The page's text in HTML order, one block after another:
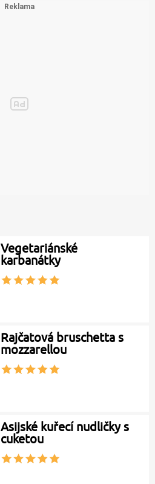
Vegetariánské
karbanátky
Rajčatová bruschetta s
mozzarellou
Asijské kuřecí nudličky s
cuketou